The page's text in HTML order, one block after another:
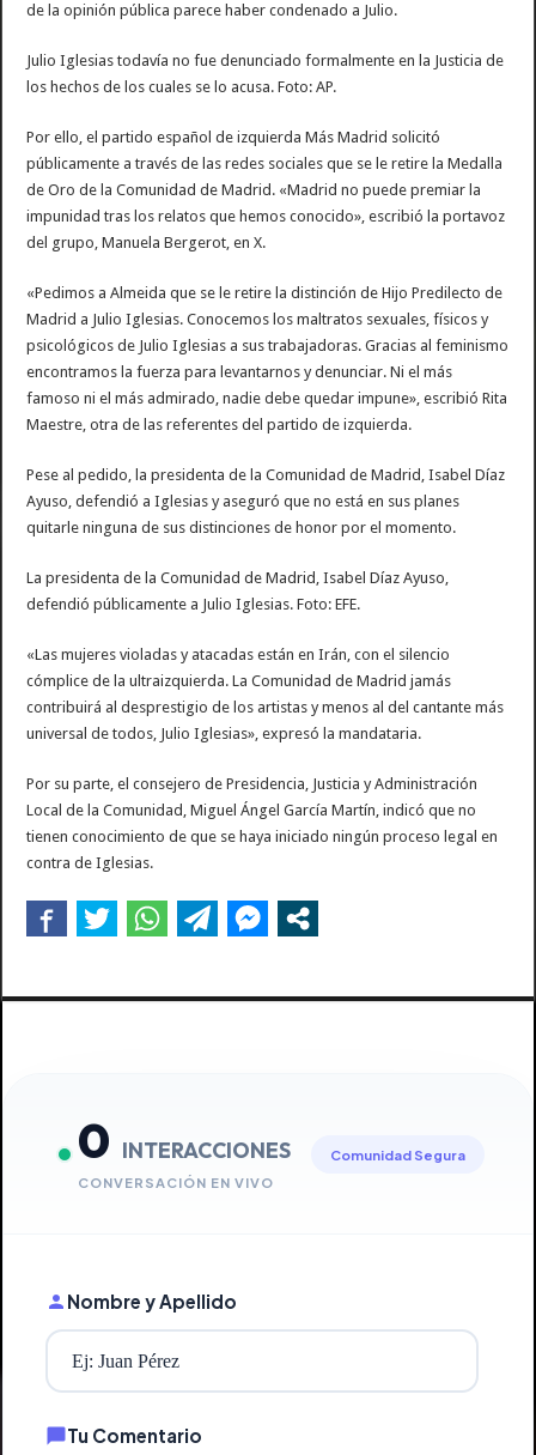
de la opinión pública parece haber condenado a Julio.
Julio Iglesias todavía no fue denunciado formalmente en la Justicia de
los hechos de los cuales se lo acusa. Foto: AP.
Por ello, el partido español de izquierda Más Madrid solicitó
públicamente a través de las redes sociales que se le retire la Medalla
de Oro de la Comunidad de Madrid. «Madrid no puede premiar la
impunidad tras los relatos que hemos conocido», escribió la portavoz
del grupo, Manuela Bergerot, en X.
«Pedimos a Almeida que se le retire la distinción de Hijo Predilecto de
Madrid a Julio Iglesias. Conocemos los maltratos sexuales, físicos y
psicológicos de Julio Iglesias a sus trabajadoras. Gracias al feminismo
encontramos la fuerza para levantarnos y denunciar. Ni el más
famoso ni el más admirado, nadie debe quedar impune», escribió Rita
Maestre, otra de las referentes del partido de izquierda.
Pese al pedido, la presidenta de la Comunidad de Madrid, Isabel Díaz
Ayuso, defendió a Iglesias y aseguró que no está en sus planes
quitarle ninguna de sus distinciones de honor por el momento.
La presidenta de la Comunidad de Madrid, Isabel Díaz Ayuso,
defendió públicamente a Julio Iglesias. Foto: EFE.
«Las mujeres violadas y atacadas están en Irán, con el silencio
cómplice de la ultraizquierda. La Comunidad de Madrid jamás
contribuirá al desprestigio de los artistas y menos al del cantante más
universal de todos, Julio Iglesias», expresó la mandataria.
Por su parte, el consejero de Presidencia, Justicia y Administración
Local de la Comunidad, Miguel Ángel García Martín, indicó que no
tienen conocimiento de que se haya iniciado ningún proceso legal en
contra de Iglesias.
0 INTERACCIONES
CONVERSACIÓN EN VIVO
Comunidad Segura
Nombre y Apellido
Tu Comentario